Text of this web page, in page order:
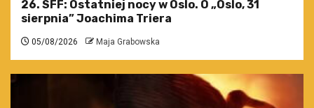
26. SFF: Ostatniej nocy w Oslo. O „Oslo, 31
sierpnia” Joachima Triera
05/08/2026 Maja Grabowska